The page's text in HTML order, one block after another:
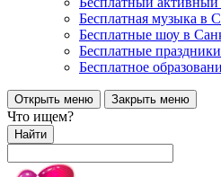
Бесплатная музыка в
Бесплатные шоу в
Бесплатные
Бесплатное
Открыть меню Закрыть меню
Что ищем?
Найти